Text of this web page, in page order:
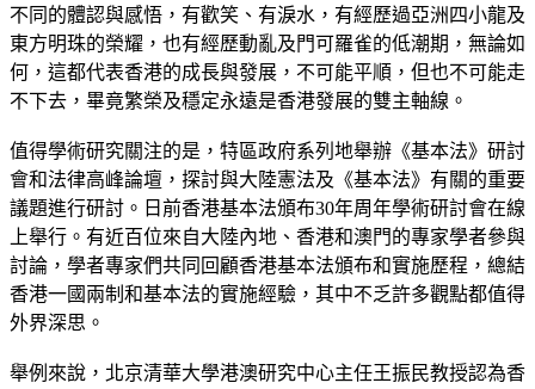
不同的體認與感悟，有歡笑、有淚水，有經歷過亞洲四小龍及
東方明珠的榮耀，也有經歷動亂及門可羅雀的低潮期，無論如
何，這都代表香港的成長與發展，不可能平順，但也不可能走
不下去，畢竟繁榮及穩定永遠是香港發展的雙主軸線。
值得學術研究關注的是，特區政府系列地舉辦《基本法》研討
會和法律高峰論壇，探討與大陸憲法及《基本法》有關的重要
議題進行研討。日前香港基本法頒布30年周年學術研討會在線
上舉行。有近百位來自大陸內地、香港和澳門的專家學者參與
討論，學者專家們共同回顧香港基本法頒布和實施歷程，總結
香港一國兩制和基本法的實施經驗，其中不乏許多觀點都值得
外界深思。
舉例來說，北京清華大學港澳研究中心主任王振民教授認為香